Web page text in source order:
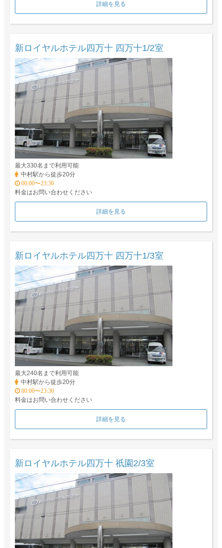
詳細を見る
新ロイヤルホテル四万十 四万十1/2室
最大330名まで利用可能
中村駅から徒歩20分
00:00〜23:30
料金はお問い合わせください
詳細を見る
新ロイヤルホテル四万十 四万十1/3室
最大240名まで利用可能
中村駅から徒歩20分
00:00〜23:30
料金はお問い合わせください
詳細を見る
新ロイヤルホテル四万十 祇園2/3室